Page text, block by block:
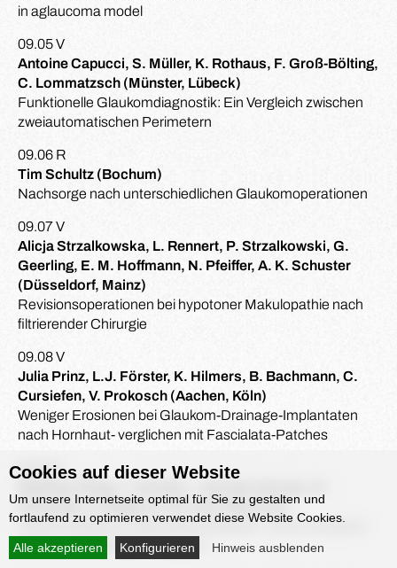
in aglaucoma model
09.05 V
Antoine Capucci, S. Müller, K. Rothaus, F. Groß-Bölting,
C. Lommatzsch (Münster, Lübeck)
Funktionelle Glaukomdiagnostik: Ein Vergleich zwischen
zweiautomatischen Perimetern
09.06 R
Tim Schultz (Bochum)
Nachsorge nach unterschiedlichen Glaukomoperationen
09.07 V
Alicja Strzalkowska, L. Rennert, P. Strzalkowski, G.
Geerling, E. M. Hoffmann, N. Pfeiffer, A. K. Schuster
(Düsseldorf, Mainz)
Revisionsoperationen bei hypotoner Makulopathie nach
filtrierender Chirurgie
09.08 V
Julia Prinz, L.J. Förster, K. Hilmers, B. Bachmann, C.
Cursiefen, V. Prokosch (Aachen, Köln)
Weniger Erosionen bei Glaukom-Drainage-Implantaten
nach Hornhaut- verglichen mit Fascialata-Patches
09.09 V
Schnober, A. Bogoev, H.B. Dick (Bochum)
Direkte Selektive Lasertrabekuloplastik – Eine innovative
„First-Line“ Glaukom-Therapie
Cookies auf dieser Website
Um unsere Internetseite optimal für Sie zu gestalten und
fortlaufend zu optimieren verwendet diese Website Cookies.
Alle akzeptieren Konfigurieren Hinweis ausblenden